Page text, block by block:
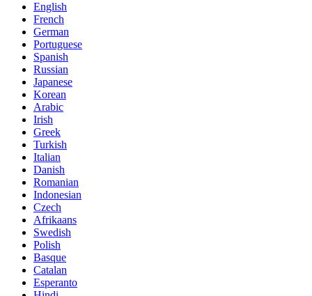
English
French
German
Portuguese
Spanish
Russian
Japanese
Korean
Arabic
Irish
Greek
Turkish
Italian
Danish
Romanian
Indonesian
Czech
Afrikaans
Swedish
Polish
Basque
Catalan
Esperanto